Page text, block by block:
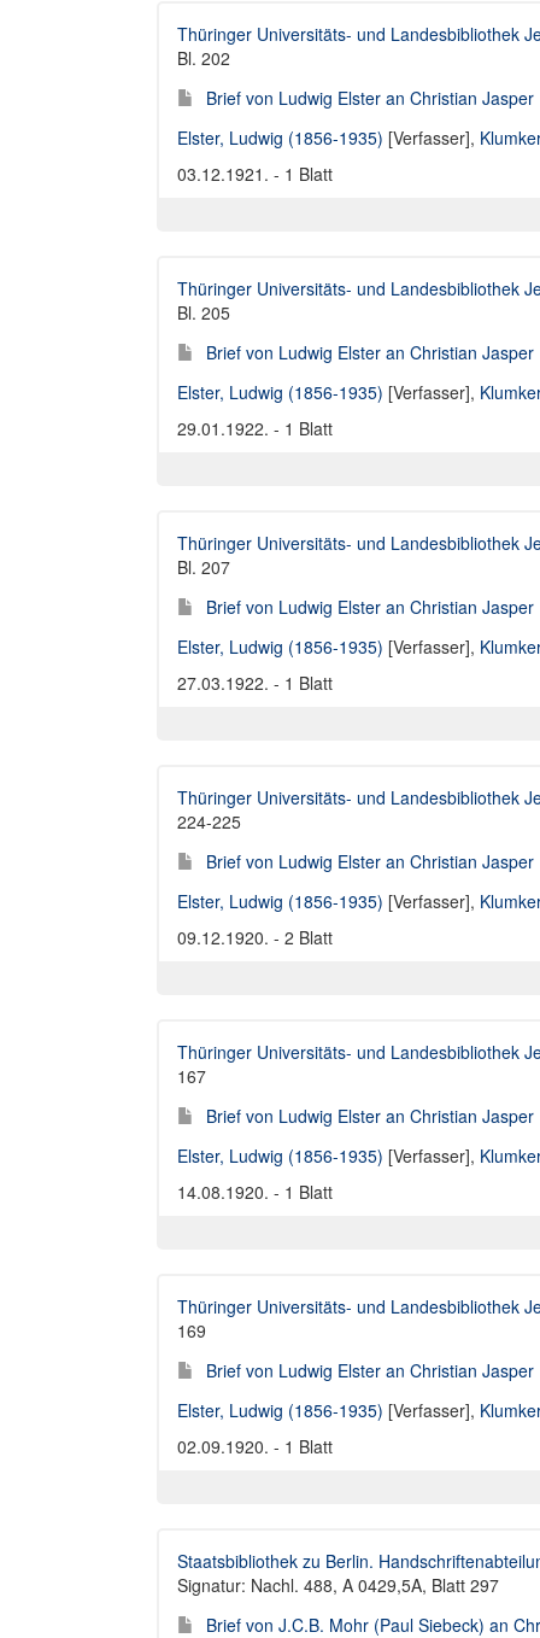
Thüringer Universitäts- und Landesbibliothek
Bl. 202
Brief von Ludwig Elster an Christian
Elster, Ludwig (1856-1935) [Verfasser],
03.12.1921. - 1 Blatt
Thüringer Universitäts- und Landesbibliothek
Bl. 205
Brief von Ludwig Elster an Christian
Elster, Ludwig (1856-1935) [Verfasser],
29.01.1922. - 1 Blatt
Thüringer Universitäts- und Landesbibliothek
Bl. 207
Brief von Ludwig Elster an Christian
Elster, Ludwig (1856-1935) [Verfasser],
27.03.1922. - 1 Blatt
Thüringer Universitäts- und Landesbibliothek
224-225
Brief von Ludwig Elster an Christian
Elster, Ludwig (1856-1935) [Verfasser],
09.12.1920. - 2 Blatt
Thüringer Universitäts- und Landesbibliothek
167
Brief von Ludwig Elster an Christian
Elster, Ludwig (1856-1935) [Verfasser],
14.08.1920. - 1 Blatt
Thüringer Universitäts- und Landesbibliothek
169
Brief von Ludwig Elster an Christian
Elster, Ludwig (1856-1935) [Verfasser],
02.09.1920. - 1 Blatt
Staatsbibliothek zu Berlin.
Signatur: Nachl. 488, A 0429,5A, Blatt 297
Brief von J.C.B. Mohr (Paul Siebeck) an